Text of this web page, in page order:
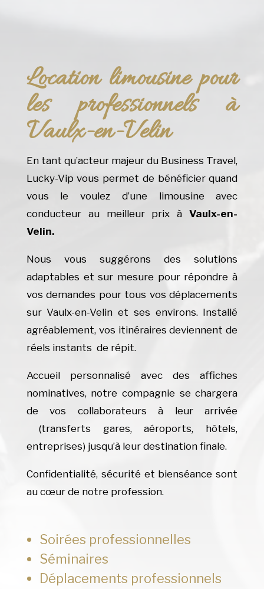
Location limousine pour
les professionnels à
Vaulx-en-Velin
En tant qu’acteur majeur du Business Travel,
Lucky-Vip vous permet de bénéficier quand
vous le voulez d’une limousine avec
conducteur au meilleur prix àVaulx-en-
Velin.
Nous vous suggérons des solutions
adaptables et sur mesure pour répondre à
vos demandes pour tous vos déplacements
sur Vaulx-en-Velin et ses environs. Installé
agréablement, vos itinéraires deviennent de
réels instants de répit.
Accueil personnalisé avec des affiches
nominatives, notre compagnie se chargera
de vos collaborateurs à leur arrivée
(transferts gares, aéroports, hôtels,
entreprises) jusqu’à leur destination finale.
Confidentialité, sécurité et bienséance sont
au cœur de notre profession.
Soirées professionnelles
Séminaires
Déplacements professionnels